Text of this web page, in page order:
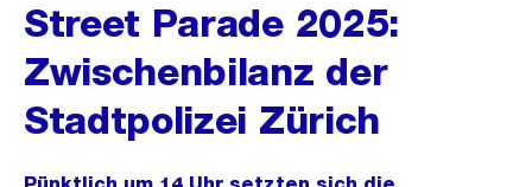
Street Parade 2025:
Zwischenbilanz der
Stadtpolizei Zürich